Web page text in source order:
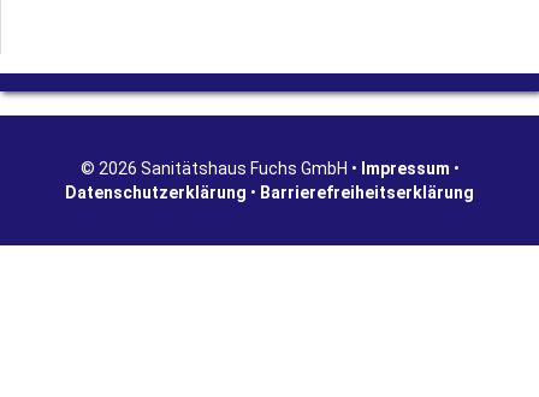
© 2026 Sanitätshaus Fuchs GmbH • Impressum •
Datenschutzerklärung • Barrierefreiheitserklärung